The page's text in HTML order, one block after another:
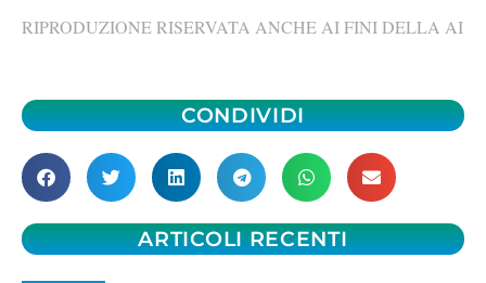
RIPRODUZIONE RISERVATA ANCHE AI FINI DELLA AI
CONDIVIDI
ARTICOLI RECENTI